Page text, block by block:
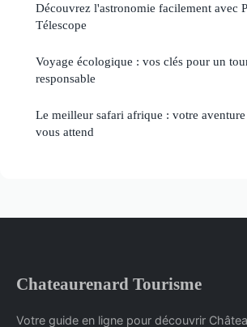
Découvrez l'astronomie facilement avec
Télescope
Voyage écologique : vos clés pour un
responsable
Le meilleur safari afrique : votre
vous attend
Chateaurenard Tourisme
Votre guide en ligne pour découvrir